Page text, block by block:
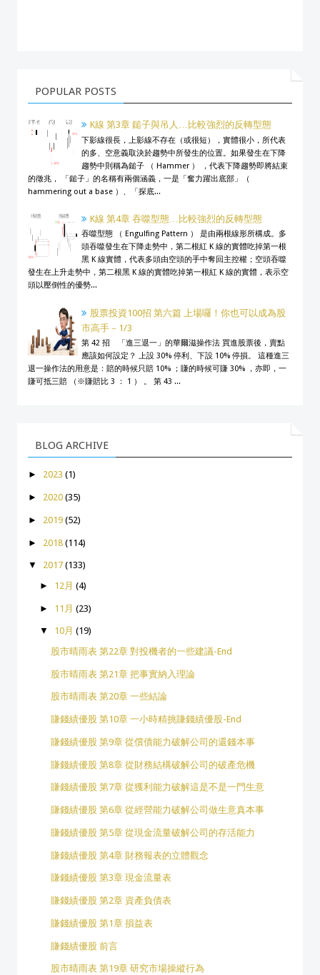
POPULAR POSTS
K線 第3章 鎚子與吊人…比較強烈的反轉型態
下影線很長，上影線不存在（或很短），實體很小，所代表
的多、空意義取決於趨勢中所發生的位置。如果發生在下降
趨勢中則稱為鎚子 （ Hammer ） ，代表下降趨勢即將結束
的徵兆， 「鎚子」的名稱有兩個涵義，一是「奮力躍出底部」（
hammering out a base ）、「探底...
K線 第4章 吞噬型態…比較強烈的反轉型態
吞噬型態 （ Engulfing Pattern ） 是由兩根線形所構成。多
頭吞噬發生在下降走勢中，第二根紅 K 線的實體吃掉第一根
黑 K 線實體，代表多頭由空頭的手中奪回主控權；空頭吞噬
發生在上升走勢中，第二根黑 K 線的實體吃掉第一根紅 K 線的實體，表示空
頭以壓倒性的優勢...
股票投資100招 第六篇 上場囉！你也可以成為股
市高手－1/3
第 42 招 「進三退一」的華爾滋操作法 買進股票後，賣點
應該如何設定？ 上設 30% 停利、下設 10% 停損。 這種進三
退一操作法的用意是：賠的時候只賠 10% ；賺的時候可賺 30% ，亦即，一
賺可抵三賠 （※賺賠比 3 ： 1 ） 。 第 43 ...
BLOG ARCHIVE
► 2023 (1)
► 2020 (35)
► 2019 (52)
► 2018 (114)
▼ 2017 (133)
► 12月 (4)
► 11月 (23)
▼ 10月 (19)
股市晴雨表 第22章 對投機者的一些建議-End
股市晴雨表 第21章 把事實納入理論
股市晴雨表 第20章 一些結論
賺錢績優股 第10章 一小時精挑賺錢績優股-End
賺錢績優股 第9章 從償債能力破解公司的還錢本事
賺錢績優股 第8章 從財務結構破解公司的破產危機
賺錢績優股 第7章 從獲利能力破解這是不是一門生意
賺錢績優股 第6章 從經營能力破解公司做生意真本事
賺錢績優股 第5章 從現金流量破解公司的存活能力
賺錢績優股 第4章 財務報表的立體觀念
賺錢績優股 第3章 現金流量表
賺錢績優股 第2章 資產負債表
賺錢績優股 第1章 損益表
賺錢績優股 前言
股市晴雨表 第19章 研究市場操縱行為